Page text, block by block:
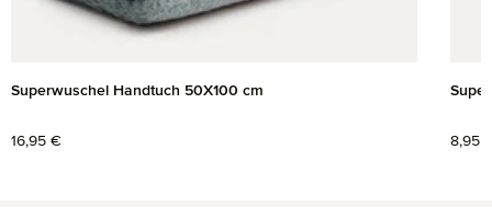
Superwuschel Handtuch 50X100 cm
Regulärer Preis:
16,95 € 8,95